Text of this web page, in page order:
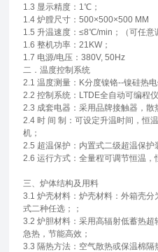
1.3 显示精度：1℃；
1.4 炉膛尺寸：500×500×500 MM
1.5 升温速度：≤8℃/min；（可任意
1.6 整机功率：21KW；
1.7 电源/电压：380V, 50Hz
二．温度控制系统
2.1 温度测量：K分度镍铬--镍硅热电
2.2 控制系统：LTDE全自动可编程
2.3 成套电器：采用品牌接触器，散
2.4 时 间 制：可设定升温时间，恒
机；
2.5 超温保护：内置式二级超温保护
2.6 运行方式：全量程可调节恒温，
三、炉体结构及用料
3.1 炉壳材料：炉壳材料：外箱壳
式二种任选；；
3.2 炉胆材料：采用高辐射低蓄热
急热，节能高效；
3.3 隔热方法：空气散热或保温棉隔